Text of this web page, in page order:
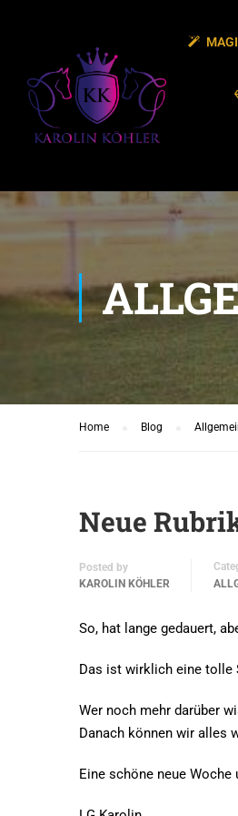
Home Blog
Neue
Posted by
KAROLIN KÖHLER
So, hat lange gedauert,
Das ist wirklich eine tolle
Wer noch mehr darüber
Danach können wir alles
Eine schöne neue